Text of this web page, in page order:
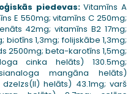
piedevas:Vitamīns A
E 550mg; vitamīns C 250mg;
42mg; vitamīns B2 17mg;
biotīns 1,3mg; folijskābe 1,3mg;
2500mg; beta-karotīns 1,5mg;
cinka helāts) 130.5mg;
mangāna helāts)
helāts) 43.1mg; varš